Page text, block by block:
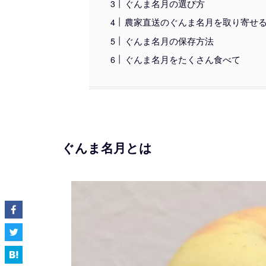
ぐんま名月の選び方
農家直送のぐんま名月を取り寄せ
ぐんま名月の保存方法
ぐんま名月をたくさん食べて
ぐんま名月とは